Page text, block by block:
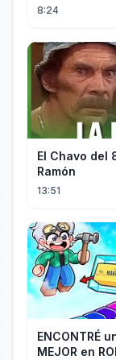
8:24
El Chavo del
Ramón
13:51
ENCONTRÉ
MEJOR en